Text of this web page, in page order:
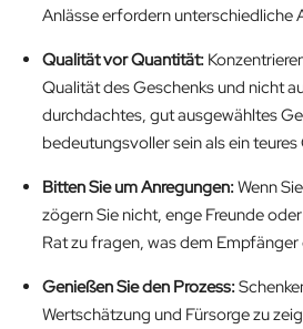
Anlässe erfordern unterschiedliche
Qualität vor Quantität:
Qualität des Geschenks und nicht
durchdachtes, gut ausgewähltes
bedeutungsvoller sein als ein teures
Bitten Sie um Anregungen:Wenn
zögern Sie nicht, enge Freunde
Rat zu fragen, was dem
Genießen Sie den Prozess:
Wertschätzung und Fürsorge zu